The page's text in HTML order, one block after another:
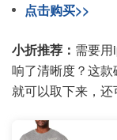
点击购买>>
小折推荐： 需要
响了清晰度？这
就可以取下来，还